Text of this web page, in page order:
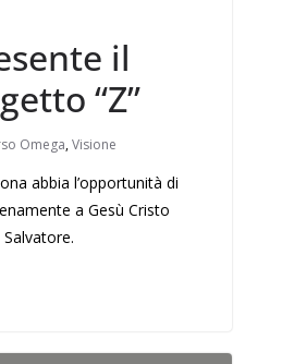
il
“Z”
Omega,Visione
abbia l’opportunità di
a Gesù Cristo